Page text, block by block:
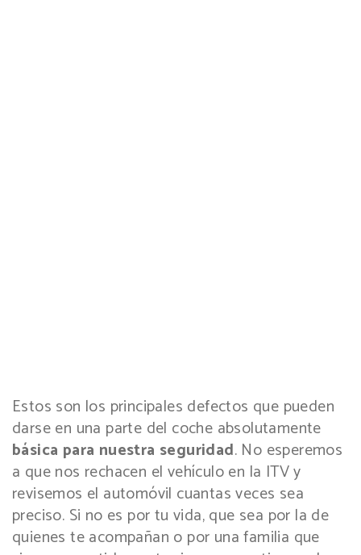
Estos son los principales defectos que pueden
darse en una parte del coche absolutamente
básica para nuestra seguridad. No esperemos
a que nos rechacen el vehículo en la ITV y
revisemos el automóvil cuantas veces sea
preciso. Si no es por tu vida, que sea por la de
quienes te acompañan o por una familia que